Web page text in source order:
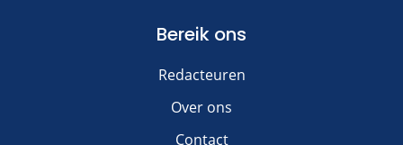
Bereik ons
Redacteuren
Over ons
Contact